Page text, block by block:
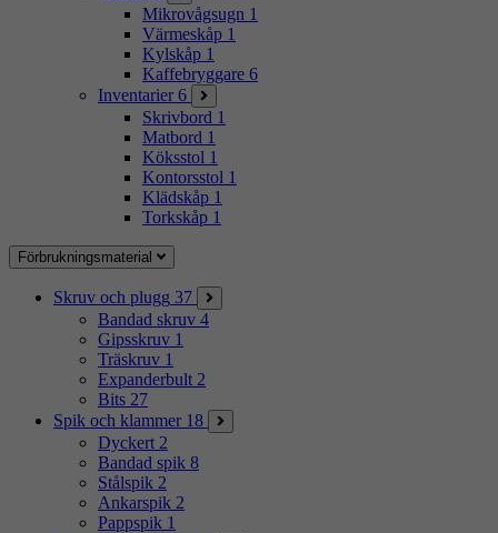
Mikrovågsugn 1
Värmeskåp 1
Kylskåp 1
Kaffebryggare 6
Inventarier 6
Skrivbord 1
Matbord 1
Köksstol 1
Kontorsstol 1
Klädskåp 1
Torkskåp 1
Förbrukningsmaterial
Skruv och plugg 37
Bandad skruv 4
Gipsskruv 1
Träskruv 1
Expanderbult 2
Bits 27
Spik och klammer 18
Dyckert 2
Bandad spik 8
Stålspik 2
Ankarspik 2
Pappspik 1